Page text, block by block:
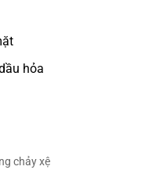
hỏa
chảy xệ